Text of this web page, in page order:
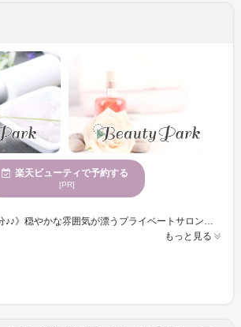
楽天ビューティで予約する
[PR]
《今里(近鉄)駅徒歩7分♪♪》穏やかな雰囲気が漂うプライベートサロン。黄土漢方蒸しと水素吸入が、女性に広く支持されています。お子様連れも歓迎で、アットホームな時間を満喫できる！ 琥珀人は、女性特有の悩みや慢性的な疲れ、冷え、肩こり、睡眠の問題を抱える方のためのプライベートサロンです。黄土漢方蒸しと水素吸入を通じて体を内部から温かくし、巡りを整えます。心身のバランスを取り戻すことで、「体が軽くなった」「よく眠れた」「気持ちまでスッキリした」と多くのお声をいただいています。完全予約制なので、人目を気にせずにゆったりとした時間を楽しむことができ、帰る頃には自分を後回しにしてきた心が整い、ホッとできる瞬間を体感していただけます。心が静まる琥珀人で、心地よいひとときをどうぞ。
もっと見る